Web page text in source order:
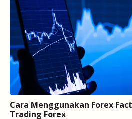
Cara Menggunakan Forex
Trading Forex